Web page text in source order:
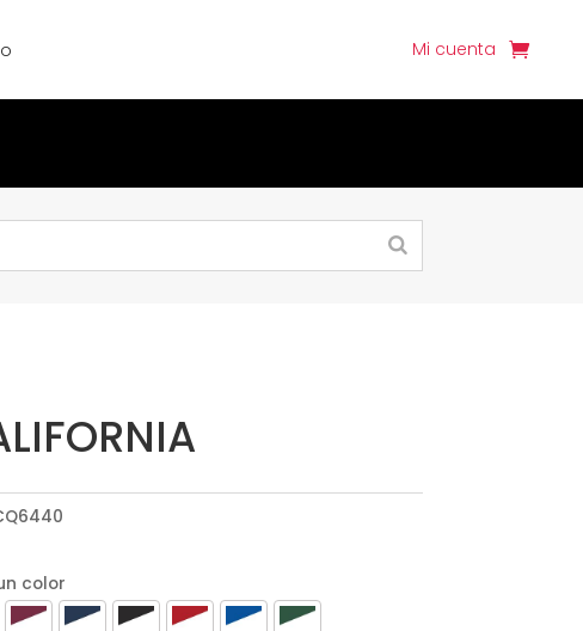
Mi cuenta
color